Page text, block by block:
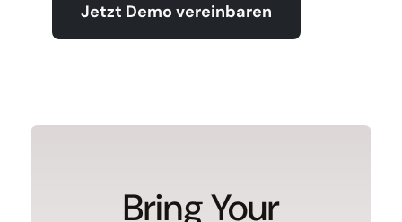
Jetzt Demo vereinbaren
Bring Your